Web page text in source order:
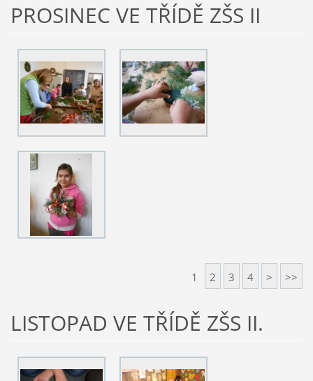
PROSINEC VE TŘÍDĚ ZŠS II
1 2 3 4 > >>
LISTOPAD VE TŘÍDĚ ZŠS II.